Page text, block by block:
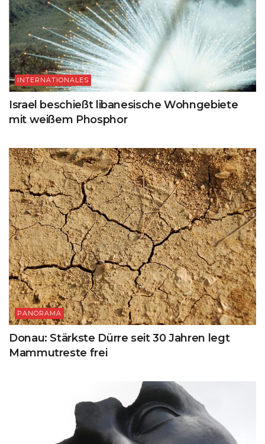
INTERNATIONALES
Israel beschießt libanesische Wohngebiete
mit weißem Phosphor
PANORAMA
Donau: Stärkste Dürre seit 30 Jahren legt
Mammutreste frei